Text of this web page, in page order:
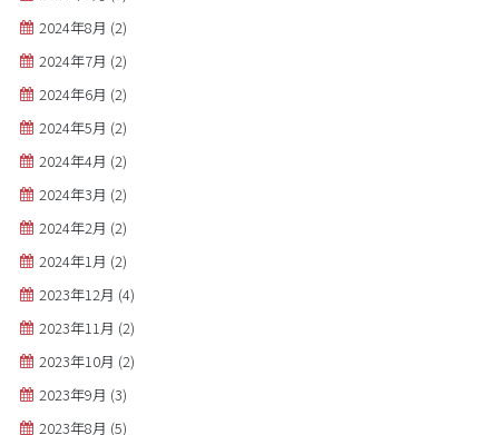
2024年8月 (2)
2024年7月 (2)
2024年6月 (2)
2024年5月 (2)
2024年4月 (2)
2024年3月 (2)
2024年2月 (2)
2024年1月 (2)
2023年12月 (4)
2023年11月 (2)
2023年10月 (2)
2023年9月 (3)
2023年8月 (5)